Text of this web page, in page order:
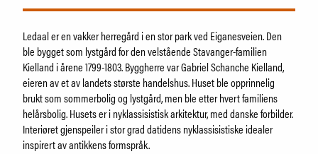
Bygg og samling
Utleie
Om Holmeegenes
Om Breidablikk
Om Ledaal
Ansatte
Ledaal er en vakker herregård i en stor park ved Eiganesveien. Den
ble bygget som lystgård for den velstående Stavanger-familien
Kielland i årene 1799-1803. Byggherre var Gabriel Schanche Kielland,
eieren av et av landets største handelshus. Huset ble opprinnelig
brukt som sommerbolig og lystgård, men ble etter hvert familiens
helårsbolig. Husets er i nyklassisistisk arkitektur, med danske forbilder.
Interiøret gjenspeiler i stor grad datidens nyklassisistiske idealer
inspirert av antikkens formspråk.